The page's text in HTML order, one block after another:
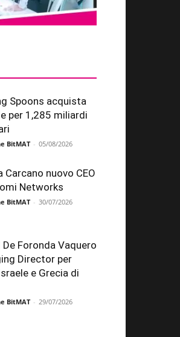
Spoons acquista
per 1,285 miliardi
BitMAT - 05/08/2026
Carcano nuovo CEO
Networks
BitMAT - 30/07/2026
De Foronda Vaquero
Director per
e Grecia di
BitMAT - 29/07/2026